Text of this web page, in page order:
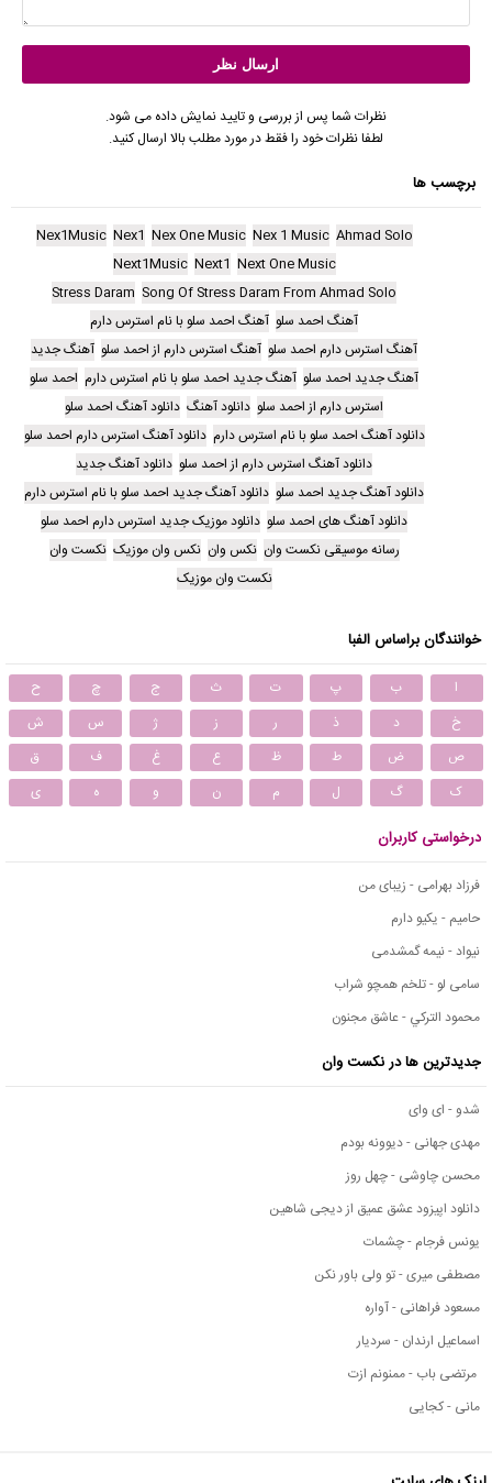
نظرات شما پس از بررسی و تایید نمایش داده می شود.
لطفا نظرات خود را فقط در مورد مطلب بالا ارسال کنید.
برچسب ها
Ahmad Solo
Nex 1 Music
Nex One Music
Nex1
Nex1Music
Next One Music
Next1
Next1Music
Song Of Stress Daram From Ahmad Solo
Stress Daram
آهنگ احمد سلو آهنگ احمد سلو با نام استرس دارم
آهنگ استرس دارم احمد سلو آهنگ استرس دارم از احمد سلو آهنگ جدید
آهنگ جدید احمد سلو آهنگ جدید احمد سلو با نام استرس دارم احمد سلو
استرس دارم از احمد سلو دانلود آهنگ دانلود آهنگ احمد سلو
دانلود آهنگ احمد سلو با نام استرس دارم دانلود آهنگ استرس دارم احمد سلو
دانلود آهنگ استرس دارم از احمد سلو دانلود آهنگ جدید
دانلود آهنگ جدید احمد سلو دانلود آهنگ جدید احمد سلو با نام استرس دارم
دانلود آهنگ های احمد سلو دانلود موزیک جدید استرس دارم احمد سلو
رسانه موسیقی نکست وان نکس وان نکس وان موزیک نکست وان
نکست وان موزیک
خوانندگان براساس الفبا
ا ب پ ت ث ج چ
ح
خ
د ذ ر ز ژ س
ش
ص
ض ط ظ ع غ ف
ق
ک
گ ل م ن و ه ی
درخواستی کاربران
فرزاد بهرامی - زیبای من
حامیم - یکیو دارم
نیواد - نیمه گمشدمی
سامی لو - تلخم همچو شراب
محمود التركي - عاشق مجنون
جدیدترین ها در نکست وان
شدو - ای وای
مهدی جهانی - دیوونه بودم
محسن چاوشی - چهل روز
دانلود اپیزود عشق عمیق از دیجی شاهین
یونس فرجام - چشمات
مصطفی میری - تو ولی باور نکن
مسعود فراهانی - آواره
اسماعیل ارندان - سردیار
مرتضی باب - ممنونم ازت
مانی - کجایی